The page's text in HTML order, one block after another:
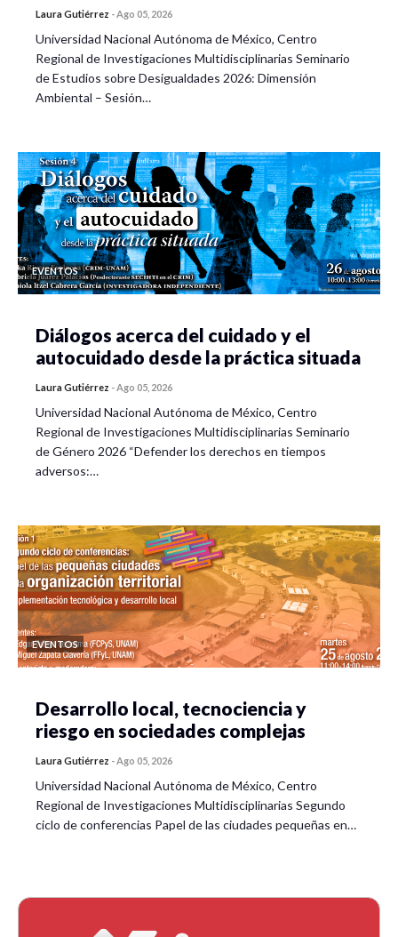
Laura Gutiérrez -Ago 05, 2026
Universidad Nacional Autónoma de México, Centro
Regional de Investigaciones Multidisciplinarias Seminario
de Estudios sobre Desigualdades 2026: Dimensión
Ambiental – Sesión…
EVENTOS
Diálogos acerca del cuidado y el
autocuidado desde la práctica situada
Laura Gutiérrez -Ago 05, 2026
Universidad Nacional Autónoma de México, Centro
Regional de Investigaciones Multidisciplinarias Seminario
de Género 2026 “Defender los derechos en tiempos
adversos:…
EVENTOS
Desarrollo local, tecnociencia y
riesgo en sociedades complejas
Laura Gutiérrez -Ago 05, 2026
Universidad Nacional Autónoma de México, Centro
Regional de Investigaciones Multidisciplinarias Segundo
ciclo de conferencias Papel de las ciudades pequeñas en…